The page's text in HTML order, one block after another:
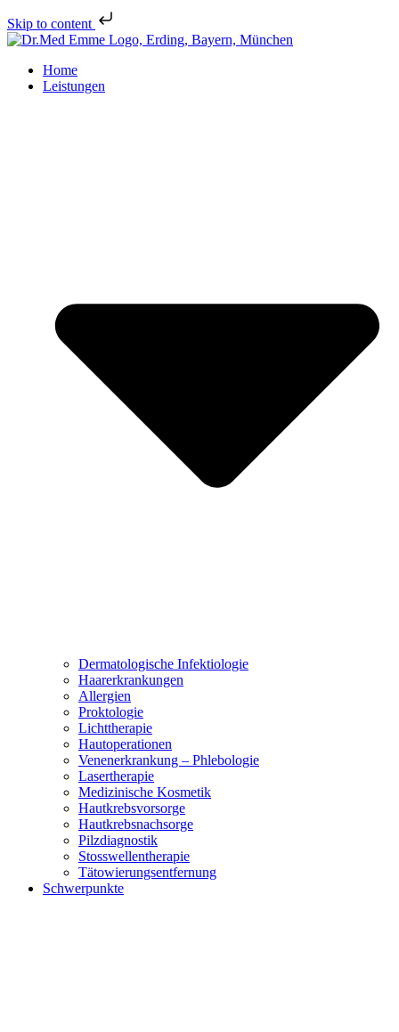
Skip to content
Home
Leistungen
Dermatologische Infektiologie
Haarerkrankungen
Allergien
Proktologie
Lichttherapie
Hautoperationen
Venenerkrankung – Phlebologie
Lasertherapie
Medizinische Kosmetik
Hautkrebsvorsorge
Hautkrebsnachsorge
Pilzdiagnostik
Stosswellentherapie
Tätowierungsentfernung
Schwerpunkte